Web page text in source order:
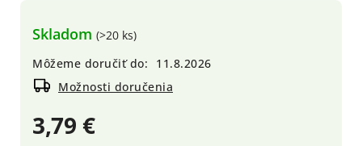
3,79 €
Skladom (>20 ks)
Môžeme doručiť do:
11.8.2026
Možnosti doručenia